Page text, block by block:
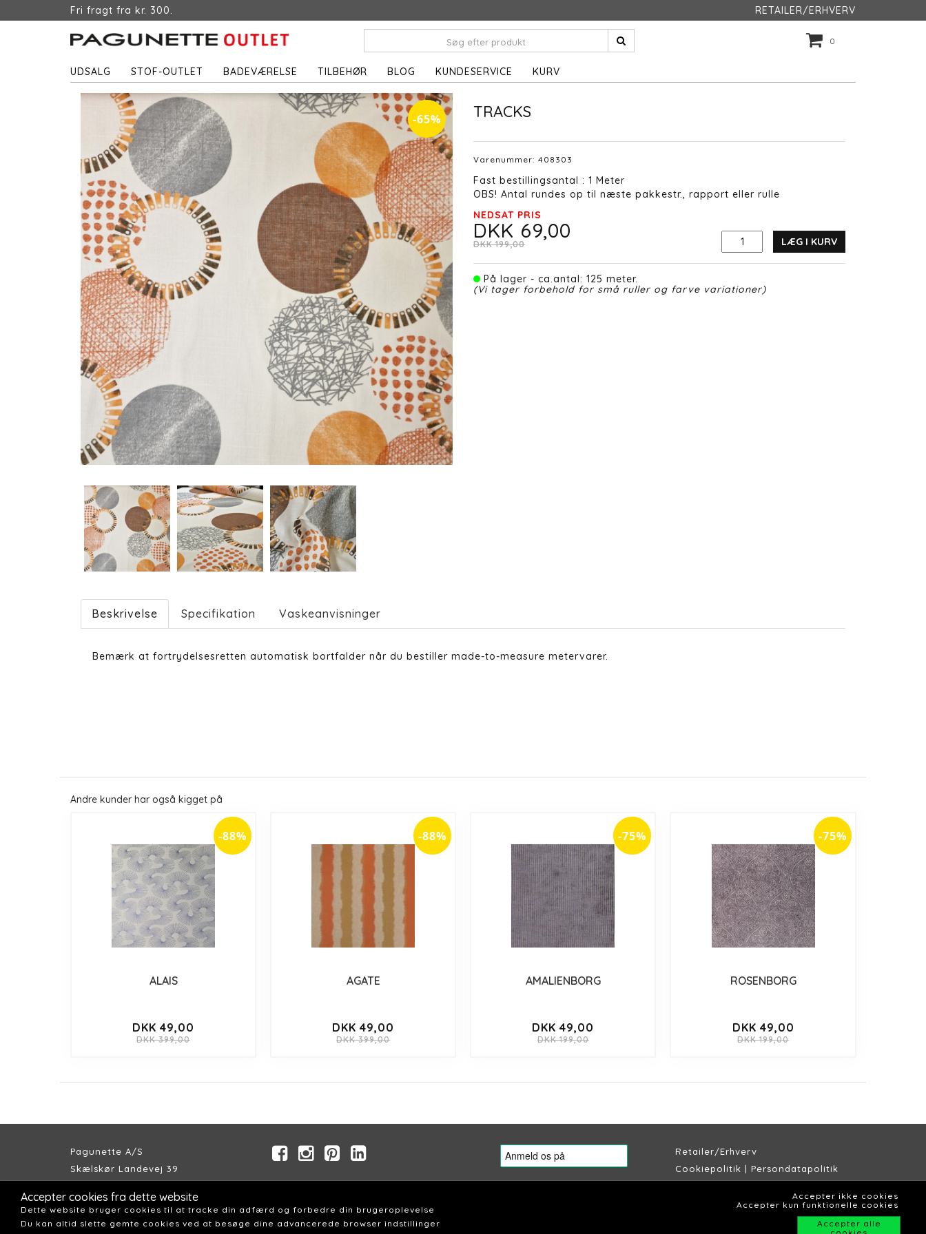
Fri fragt fra kr. 300. RETAILER/ERHVERV
0
UDSALG STOF-OUTLET BADEVÆRELSE TILBEHØR BLOG KUNDESERVICE KURV
-65% TRACKS
Varenummer: 408303
Fast bestillingsantal : 1 Meter
OBS! Antal rundes op til næste pakkestr., rapport eller rulle
NEDSAT PRIS
DKK 69,00
DKK 199,00 LÆG I KURV
På lager - ca.antal: 125 meter.
(Vi tager forbehold for små ruller og farve variationer)
Beskrivelse Specifikation Vaskeanvisninger
Bemærk at fortrydelsesretten automatisk bortfalder når du bestiller made-to-measure metervarer.
Andre kunder har også kigget på
-88%
ALAIS
DKK 49,00
DKK 399,00
-88%
AGATE
DKK 49,00
DKK 399,00
-75%
AMALIENBORG
DKK 49,00
DKK 199,00
-75%
ROSENBORG
DKK 49,00
DKK 199,00
Pagunette A/S
Skælskør Landevej 39
Telefon: +45 58 57 04 00
Email:pagunette@pagunette.dk
Retailer/Erhverv
Cookiepolitik | Persondatapolitik
Lagersalg Slagelse
Accepter cookies fra dette website
Dette website bruger cookies til at tracke din adfærd og forbedre din brugeroplevelse
Du kan altid slette gemte cookies ved at besøge dine advancerede browser indstillinger
Accepter ikke cookies
Accepter kun funktionelle cookies
Accepter alle